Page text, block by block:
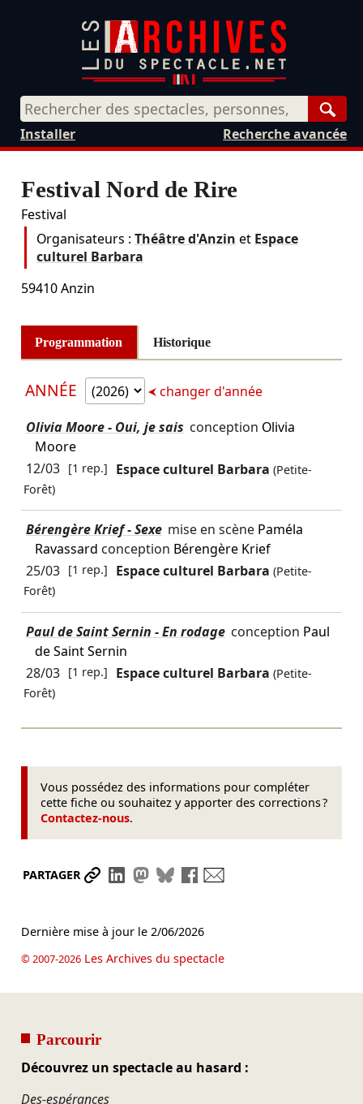
Recherche avancée
Installer
Festival Nord de Rire
Festival
Organisateurs : Théâtre d'Anzin et Espace
culturel Barbara
59410 Anzin
Programmation Historique
ANNÉE changer d'année
Olivia Moore - Oui, je sais conception Olivia
Moore
12/03 [1 rep.] Espace culturel Barbara (Petite-
Forêt)
Bérengère Krief - Sexe mise en scène Paméla
Ravassard conception Bérengère Krief
25/03 [1 rep.] Espace culturel Barbara (Petite-
Forêt)
Paul de Saint Sernin - En rodage conception Paul
de Saint Sernin
28/03 [1 rep.] Espace culturel Barbara (Petite-
Forêt)
Vous possédez des informations pour compléter
cette fiche ou souhaitez y apporter des corrections ?
Contactez-nous.
PARTAGER Partager le lien
Partager sur LinkedIn
Partager sur Mastodon
Partager sur Bluesky
Partager sur Facebook
Dernière mise à jour le 2/06/2026
© 2007-2026Les Archives du spectacle
Parcourir
Découvrez un spectacle au hasard :
Des-espérances